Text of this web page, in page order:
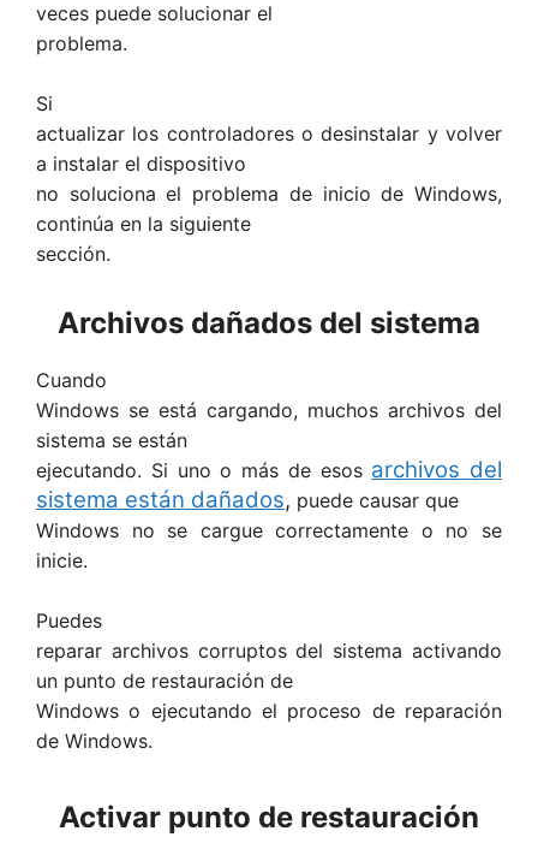
veces puede solucionar el
problema.
Si
actualizar los controladores o desinstalar y volver
a instalar el dispositivo
no soluciona el problema de inicio de Windows,
continúa en la siguiente
sección.
Archivos dañados del sistema
Cuando
Windows se está cargando, muchos archivos del
sistema se están
ejecutando. Si uno o más de esos archivos del
sistema están dañados, puede causar que
Windows no se cargue correctamente o no se
inicie.
Puedes
reparar archivos corruptos del sistema activando
un punto de restauración de
Windows o ejecutando el proceso de reparación
de Windows.
Activar punto de restauración